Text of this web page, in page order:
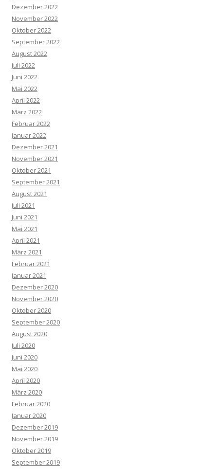
Dezember 2022
November 2022
Oktober 2022
September 2022
August 2022
Juli 2022
Juni 2022
Mai 2022
April 2022
März 2022
Februar 2022
Januar 2022
Dezember 2021
November 2021
Oktober 2021
September 2021
August 2021
Juli 2021
Juni 2021
Mai 2021
April 2021
März 2021
Februar 2021
Januar 2021
Dezember 2020
November 2020
Oktober 2020
September 2020
August 2020
Juli 2020
Juni 2020
Mai 2020
April 2020
März 2020
Februar 2020
Januar 2020
Dezember 2019
November 2019
Oktober 2019
September 2019